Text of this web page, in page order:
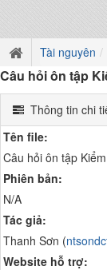
Tài nguyên
Câu hỏi ôn tập
Thông tin chi
Tên file:
Câu hỏi ôn tập
Phiên bản:
N/A
Tác giả:
Thanh Sơn (
Website hỗ trợ: